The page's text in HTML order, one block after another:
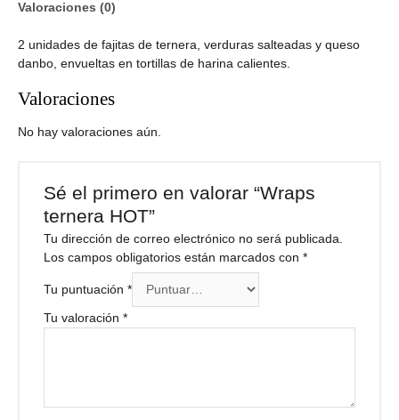
Valoraciones (0)
2 unidades de fajitas de ternera, verduras salteadas y queso
danbo, envueltas en tortillas de harina calientes.
Valoraciones
No hay valoraciones aún.
Sé el primero en valorar “Wraps
ternera HOT”
Tu dirección de correo electrónico no será publicada.
Los campos obligatorios están marcados con*
Tu puntuación*
Tu valoración*